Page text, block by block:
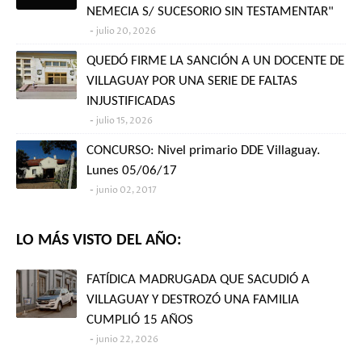
NEMECIA S/ SUCESORIO SIN TESTAMENTAR"
julio 20, 2026
QUEDÓ FIRME LA SANCIÓN A UN DOCENTE DE
VILLAGUAY POR UNA SERIE DE FALTAS
INJUSTIFICADAS
julio 15, 2026
CONCURSO: Nivel primario DDE Villaguay.
Lunes 05/06/17
junio 02, 2017
LO MÁS VISTO DEL AÑO:
FATÍDICA MADRUGADA QUE SACUDIÓ A
VILLAGUAY Y DESTROZÓ UNA FAMILIA
CUMPLIÓ 15 AÑOS
junio 22, 2026